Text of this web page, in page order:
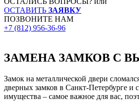
ОСТАВИТЬ ЗАЯВКУ
ПОЗВОНИТЕ НАМ
+7 (812) 956-36-96
ЗАМЕНА ЗАМКОВ С
Замок на металлической двери
дверных замков в Санкт-Петербурге и
имущества – самое важное для вас,